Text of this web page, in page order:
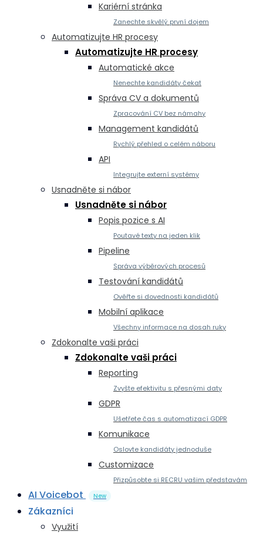
Kariérní stránka
Zanechte skvělý první dojem
Automatizujte HR procesy
Automatizujte HR procesy
Automatické akce
Nenechte kandidáty čekat
Správa CV a dokumentů
Zpracování CV bez námahy
Management kandidátů
Rychlý přehled o celém náboru
API
Integrujte externí systémy
Usnadněte si nábor
Usnadněte si nábor
Popis pozice s AI
Poutavé texty na jeden klik
Pipeline
Správa výběrových procesů
Testování kandidátů
Ověřte si dovednosti kandidátů
Mobilní aplikace
Všechny informace na dosah ruky
Zdokonalte vaši práci
Zdokonalte vaši práci
Reporting
Zvyšte efektivitu s přesnými daty
GDPR
Ušetřete čas s automatizací GDPR
Komunikace
Oslovte kandidáty jednoduše
Customizace
Přizpůsobte si RECRU vašim představám
AI Voicebot New
Zákazníci
Využití